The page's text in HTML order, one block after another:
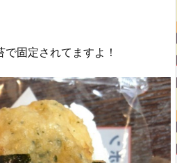
固定されてますよ！